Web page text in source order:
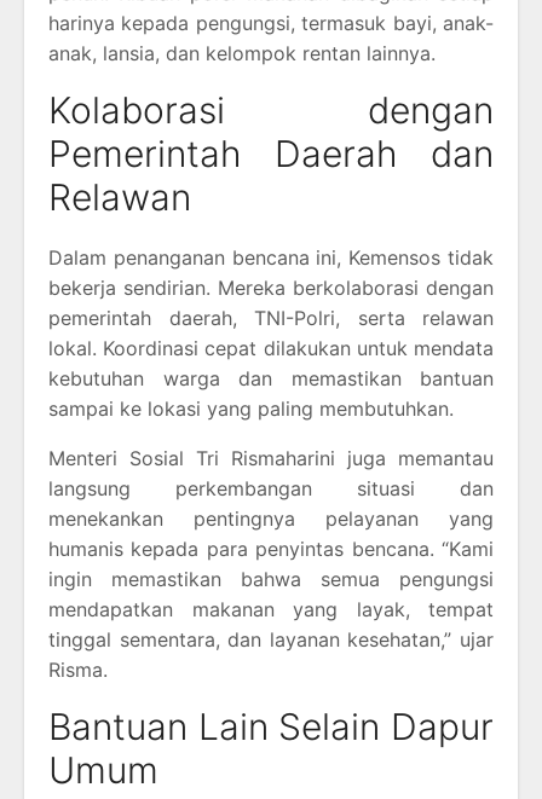
harinya kepada pengungsi, termasuk bayi, anak-
anak, lansia, dan kelompok rentan lainnya.
Kolaborasi dengan
Pemerintah Daerah dan
Relawan
Dalam penanganan bencana ini, Kemensos tidak
bekerja sendirian. Mereka berkolaborasi dengan
pemerintah daerah, TNI-Polri, serta relawan
lokal. Koordinasi cepat dilakukan untuk mendata
kebutuhan warga dan memastikan bantuan
sampai ke lokasi yang paling membutuhkan.
Menteri Sosial Tri Rismaharini juga memantau
langsung perkembangan situasi dan
menekankan pentingnya pelayanan yang
humanis kepada para penyintas bencana. “Kami
ingin memastikan bahwa semua pengungsi
mendapatkan makanan yang layak, tempat
tinggal sementara, dan layanan kesehatan,” ujar
Risma.
Bantuan Lain Selain Dapur
Umum